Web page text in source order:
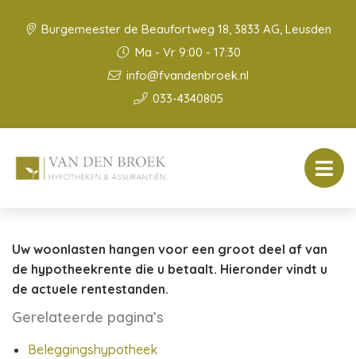
Burgemeester de Beaufortweg 18, 3833 AG, Leusden
Ma - Vr 9:00 - 17:30
info@fvandenbroek.nl
033-4340805
Uw woonlasten hangen voor een groot deel af van
de hypotheekrente die u betaalt. Hieronder vindt u
de actuele rentestanden.
Gerelateerde pagina’s
Beleggingshypotheek